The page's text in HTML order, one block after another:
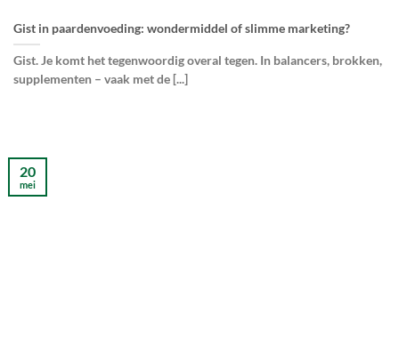
Gist in paardenvoeding: wondermiddel of slimme marketing?
Gist. Je komt het tegenwoordig overal tegen. In balancers, brokken,
supplementen – vaak met de [...]
20
mei